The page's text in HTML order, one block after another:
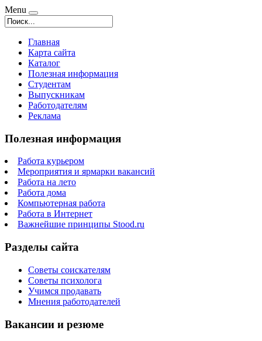
Menu
Главная
Карта сайта
Каталог
Полезная информация
Студентам
Выпускникам
Работодателям
Реклама
Полезная информация
Работа курьером
Мероприятия и ярмарки вакансий
Работа на лето
Работа дома
Компьютерная работа
Работа в Интернет
Важнейшие принципы Stood.ru
Разделы сайта
Советы соискателям
Советы психолога
Учимся продавать
Мнения работодателей
Вакансии и резюме